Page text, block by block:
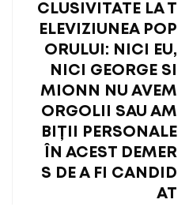
CLUSIVITATE LA T
ELEVIZIUNEA POP
ORULUI: NICI EU,
NICI GEORGE SI
MIONN NU AVEM
ORGOLII SAU AM
BIȚII PERSONALE
ÎN ACEST DEMER
S DE A FI CANDID
AT